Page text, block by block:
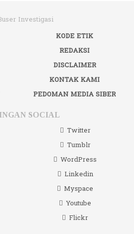
KODE ETIK
REDAKSI
DISCLAIMER
KONTAK KAMI
PEDOMAN MEDIA SIBER
SOCIAL
Twitter
Tumblr
WordPress
Linkedin
Myspace
Youtube
Flickr